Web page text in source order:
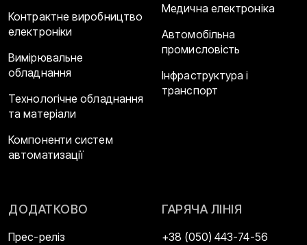
Контрактне виробництво
електроніки
Вимірювальне
обладнання
Технологічне обладнання
та матеріали
Компоненти систем
автоматизації
Медична електроніка
Автомобільна
промисловість
Інфраструктура і
транспорт
ДОДАТКОВО
Прес-реліз
ГАРЯЧА ЛІНІЯ
+38 (050) 443-74-56